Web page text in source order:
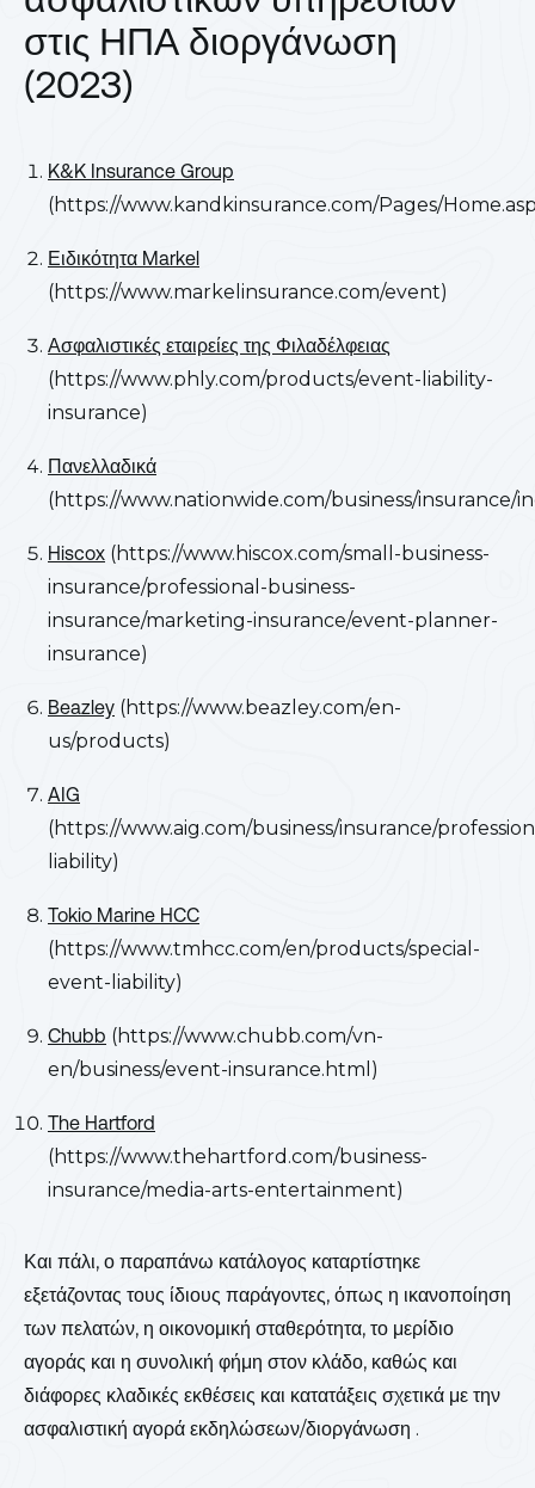
στις ΗΠΑ διοργάνωση
(2023)
K&K Insurance Group
(https://www.kandkinsurance.com/Pages/
Ειδικότητα Markel
(https://www.markelinsurance.com/event)
Ασφαλιστικές εταιρείες της Φιλαδέλφειας
(https://www.phly.com/products/event-liability-
insurance)
Πανελλαδικά
(https://www.nationwide.com/business/insurance/
Hiscox (https://www.hiscox.com/small-business-
insurance/professional-business-
insurance/marketing-insurance/event-planner-
insurance)
Beazley (https://www.beazley.com/en-
us/products)
AIG
(https://www.aig.com/business/insurance/
liability)
Tokio Marine HCC
(https://www.tmhcc.com/en/products/special-
event-liability)
Chubb (https://www.chubb.com/vn-
en/business/event-insurance.html)
The Hartford
(https://www.thehartford.com/business-
insurance/media-arts-entertainment)
Και πάλι, ο παραπάνω κατάλογος καταρτίστηκε
εξετάζοντας τους ίδιους παράγοντες, όπως η ικανοποίηση
των πελατών, η οικονομική σταθερότητα, το μερίδιο
αγοράς και η συνολική φήμη στον κλάδο, καθώς και
διάφορες κλαδικές εκθέσεις και κατατάξεις σχετικά με την
ασφαλιστική αγορά εκδηλώσεων/διοργάνωση .